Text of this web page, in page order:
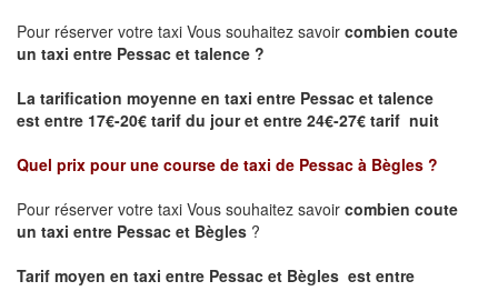
Pour réserver votre taxi Vous souhaitez savoir combien coute
un taxi entre Pessac et talence ?
La tarification moyenne en taxi entre Pessac et talence
est entre 17€-20€ tarif du jour et entre 24€-27€ tarif nuit
Quel prix pour une course de taxi de Pessac à Bègles ?
Pour réserver votre taxi Vous souhaitez savoir combien coute
un taxi entre Pessac et Bègles ?
Tarif moyen en taxi entre Pessac et Bègles est entre